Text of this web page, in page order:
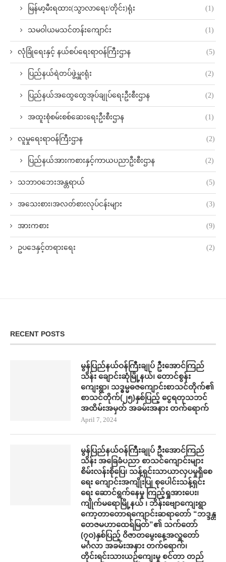
မြန်မာ့မီးရထား(သွာလာရေး/တိုင်း)ရုံး (1)
သမဝါယမသင်တန်းကျောင်း (1)
လုံခြုံရေးနှင့် နယ်စပ်ရေးရာဝန်ကြီးဌာန (5)
ပြည်နယ်ရဲတပ်ဖွဲ့မှူးရုံး (2)
ပြည်နယ်အထွေထွေအုပ်ချုပ်ရေးဦးစီးဌာန (2)
အထူးစုံစမ်းစစ်ဆေးရေးဦးစီးဌာန (1)
လူမှုရေးရာဝန်ကြီးဌာန (2)
ပြည်နယ်အားကစားနှင့်ကာယပညာဦးစီးဌာန (2)
သဘာဝဘေးအန္တရာယ် (5)
အသေးစား၊အလတ်စားလုပ်ငန်းများ (3)
အားကစား (9)
ဥပဒေနှင့်တရားရေး (2)
RECENT POSTS
မွန်ပြည်နယ်ဝန်ကြီးချုပ် ဦးအောင်ကြည်
သိန်း ချောင်းဆုံမြို့နယ်၊ တောင်စွန်း
ကျေးရွာ၊ သဒ္ဓမ္မဓဇကျောင်းစာသင်တိုက်၏
စာသင်တိုက်(၂၅)နှစ်ပြည့် ငွေရတုသဘင်
အထိမ်းအမှတ် အခမ်းအနား တက်​ရောက်
April 7, 2024
မွန်ပြည်နယ်ဝန်ကြီးချုပ် ဦးအောင်ကြည်
သိန်း အ​ခြေခံပညာ စာသင်​ကျောင်းများ
စိမ်းလန်းစို​​ပြေ​၊ သန့်ရှင်းသာယာလှ​ပ​မှုရှိ​စေ
ရေး ကျောင်းအကျိုးပြု စု​ပေါင်းသန့်ရှင်း​
ရေး ​ဆောင်ရွက်နေမှု ကြည့်ရှုအား​ပေး၊
ကျိုက်မရောမြို့နယ် ၊ ဘိန်းဗျောကျေးရွာ
ကော့တာတောရကျောင်းဆရာတော် “ဘဒ္ဒန္တ
တေဇမဟာထေရ်မြတ်”၏ သက်တော်
(၇ဝ)နှစ်ပြည့် ဝိဇာတမွေးနေ့အလှူတော်
မင်္ဂလာ အခမ်းအနား တက်​ရောက်၊
တိုင်းရင်းသားယဉ်ကျေးမှု စင်တာ တည်​